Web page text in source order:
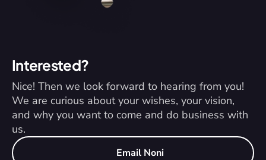
Interested?
Nice! Then we look forward to hearing from you!
We are curious about your wishes, your vision,
and why you want to come and do business with
us.
Email Noni